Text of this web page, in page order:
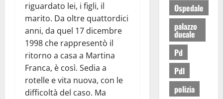
riguardato lei, i figli, il
marito. Da oltre quattordici
anni, da quel 17 dicembre
1998 che rappresentò il
ritorno a casa a Martina
Franca, è così. Sedia a
rotelle e vita nuova, con le
difficoltà del caso. Ma
Ospedale
palazzo
ducale
Pd
Pdl
polizia